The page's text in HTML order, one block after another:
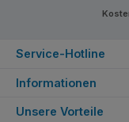
Service-Hotline
Informationen
Unsere Vorteile